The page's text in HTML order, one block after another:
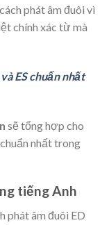
phát âm đuôi vì
chính xác từ mà
ES chuẩn nhất
sẽ tổng hợp cho
chuẩn nhất trong
tiếng Anh
phát âm đuôi ED